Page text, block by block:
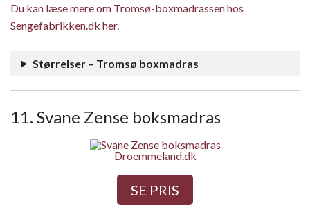
Du kan læse mere om Tromsø-boxmadrassen hos
Sengefabrikken.dk her.
Størrelser – Tromsø boxmadras
11. Svane Zense boksmadras
Droemmeland.dk
SE PRIS